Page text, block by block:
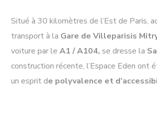
Situé à 30 kilomètres de l’Est de Paris,
transport à la Gare de Villeparisis
voiture par leA1 / A104, se dresse la
construction récente, l’Espace Eden ont
un esprit de polyvalence et